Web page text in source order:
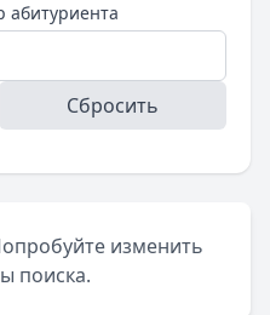
абитуриента
Сбросить
изменить
поиска.